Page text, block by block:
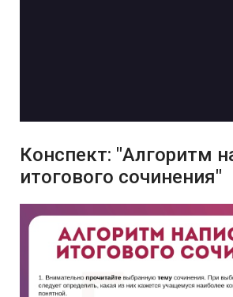
Конспект: "Алгоритм
итогового сочинения"